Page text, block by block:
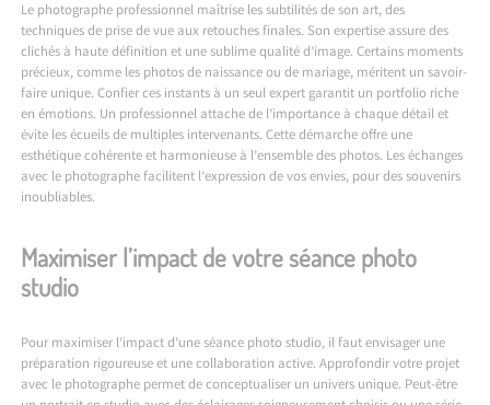
Le photographe professionnel maîtrise les subtilités de son art, des
techniques de prise de vue aux retouches finales. Son expertise assure des
clichés à haute définition et une sublime qualité d’image. Certains moments
précieux, comme les photos de naissance ou de mariage, méritent un savoir-
faire unique. Confier ces instants à un seul expert garantit un portfolio riche
en émotions. Un professionnel attache de l’importance à chaque détail et
évite les écueils de multiples intervenants. Cette démarche offre une
esthétique cohérente et harmonieuse à l’ensemble des photos. Les échanges
avec le photographe facilitent l’expression de vos envies, pour des souvenirs
inoubliables.
Maximiser l’impact de votre séance photo
studio
Pour maximiser l’impact d’une séance photo studio, il faut envisager une
préparation rigoureuse et une collaboration active. Approfondir votre projet
avec le photographe permet de conceptualiser un univers unique. Peut-être